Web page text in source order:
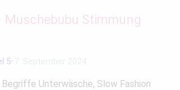
Muschebubu Stimmung
5
Begriffe Unterwäsche, Slow Fashion